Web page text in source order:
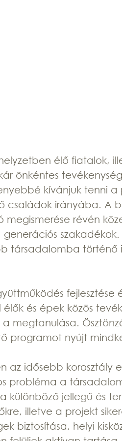
élő fiatalok,
önkéntes
kívánjuk tenni
családok irányába. A
révén
társadalomba
fejlesztése
és épek közös
megtanulása.
programot nyújt
az idősebb
probléma a
különböző jellegű és
illetve a projekt
biztosítása, helyi